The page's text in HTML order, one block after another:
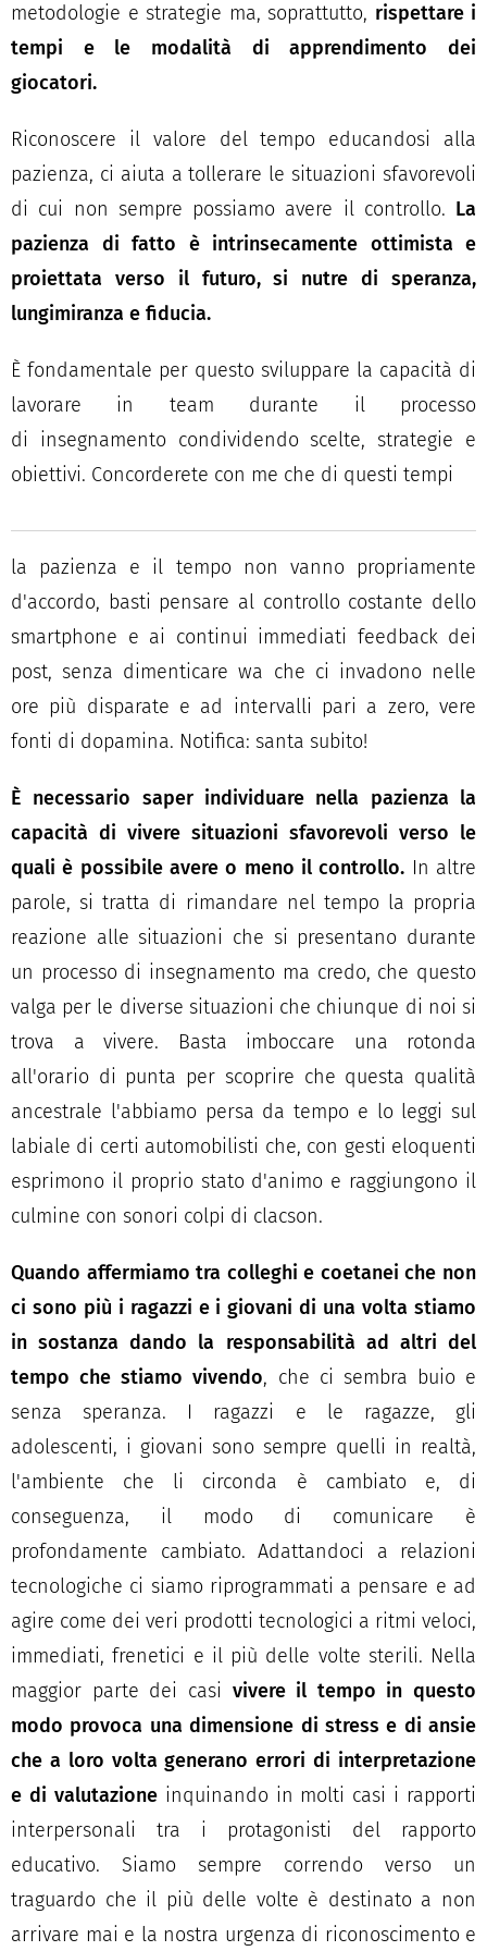
metodologie e strategie ma, soprattutto, rispettare i
tempi e le modalità di apprendimento dei
giocatori.
Riconoscere il valore del tempo educandosi alla
pazienza, ci aiuta a tollerare le situazioni sfavorevoli
di cui non sempre possiamo avere il controllo. La
pazienza di fatto è intrinsecamente ottimista e
proiettata verso il futuro, si nutre di speranza,
lungimiranza e fiducia.
È fondamentale per questo sviluppare la capacità di
lavorare in team durante il processo
di insegnamento condividendo scelte, strategie e
obiettivi. Concorderete con me che di questi tempi
la pazienza e il tempo non vanno propriamente
d'accordo, basti pensare al controllo costante dello
smartphone e ai continui immediati feedback dei
post, senza dimenticare wa che ci invadono nelle
ore più disparate e ad intervalli pari a zero, vere
fonti di dopamina. Notifica: santa subito!
È necessario saper individuare nella pazienza la
capacità di vivere situazioni sfavorevoli verso le
quali è possibile avere o meno il controllo. In altre
parole, si tratta di rimandare nel tempo la propria
reazione alle situazioni che si presentano durante
un processo di insegnamento ma credo, che questo
valga per le diverse situazioni che chiunque di noi si
trova a vivere. Basta imboccare una rotonda
all'orario di punta per scoprire che questa qualità
ancestrale l'abbiamo persa da tempo e lo leggi sul
labiale di certi automobilisti che, con gesti eloquenti
esprimono il proprio stato d'animo e raggiungono il
culmine con sonori colpi di clacson.
Quando affermiamo tra colleghi e coetanei che non
ci sono più i ragazzi e i giovani di una volta stiamo
in sostanza dando la responsabilità ad altri del
tempo che stiamo vivendo, che ci sembra buio e
senza speranza. I ragazzi e le ragazze, gli
adolescenti, i giovani sono sempre quelli in realtà,
l'ambiente che li circonda è cambiato e, di
conseguenza, il modo di comunicare è
profondamente cambiato. Adattandoci a relazioni
tecnologiche ci siamo riprogrammati a pensare e ad
agire come dei veri prodotti tecnologici a ritmi veloci,
immediati, frenetici e il più delle volte sterili. Nella
maggior parte dei casi vivere il tempo in questo
modo provoca una dimensione di stress e di ansie
che a loro volta generano errori di interpretazione
e di valutazioneinquinando in molti casi i rapporti
interpersonali tra i protagonisti del rapporto
educativo. Siamo sempre correndo verso un
traguardo che il più delle volte è destinato a non
arrivare mai e la nostra urgenza di riconoscimento e